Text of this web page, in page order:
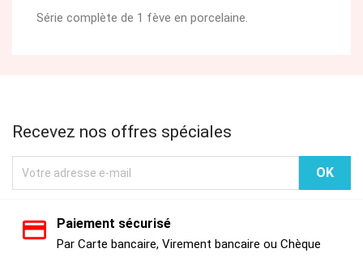
Série complète de 1 fève en porcelaine.
Recevez nos offres spéciales
Paiement sécurisé
Par Carte bancaire, Virement bancaire ou Chèque